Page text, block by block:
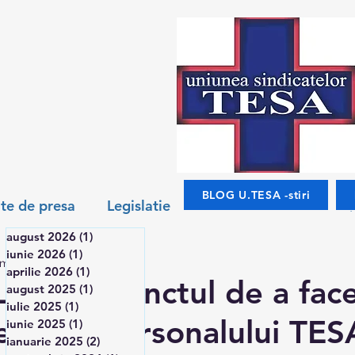
BLOG U.TESA -stiri
de presa Legislatie
Salarizare
pe punctul de a
personalului
de citit
august 2026 (1)
iunie 2026 (1)
aprilie 2026 (1)
august 2025 (1) 1 postare
iulie 2025 (1)
iunie 2025 (1)
ianuarie 2025 (2)